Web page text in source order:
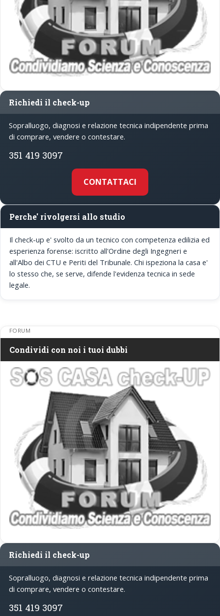
Richiedi il check-up
Sopralluogo, diagnosi e relazione tecnica indipendente prima
di comprare, vendere o contestare.
351 419 3097
CONTATTACI
Perche' rivolgersi allo studio
Il check-up e' svolto da un tecnico con competenza edilizia ed
esperienza forense: iscritto all'Ordine degli Ingegneri e
all'Albo dei CTU e Periti del Tribunale. Chi ispeziona la casa e'
lo stesso che, se serve, difende l'evidenza tecnica in sede
legale.
FORUM
Condividi con noi i tuoi dubbi
Richiedi il check-up
Sopralluogo, diagnosi e relazione tecnica indipendente prima
di comprare, vendere o contestare.
351 419 3097